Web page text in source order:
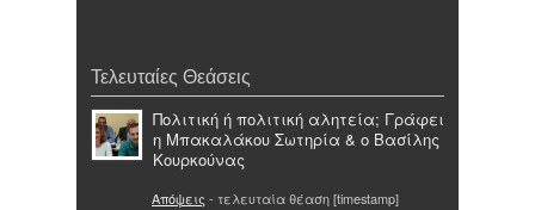
Τελευταίες Θεάσεις
Πολιτική ή πολιτική αλητεία; Γράφει
η Μπακαλάκου Σωτηρία & ο Βασίλης
Κουρκούνας
Απόψεις - τελευταία θέαση [timestamp]